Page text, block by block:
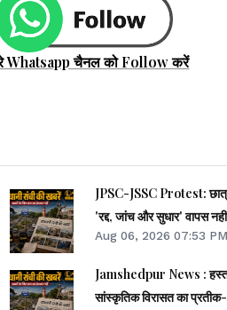
Whatsapp चैनल को Follow करें
JPSC-JSSC Protest:
'रद्द, जांच और सुधार' वापस
Aug 06, 2026 07:53 PM
Jamshedpur News :
सांस्कृतिक विरासत का